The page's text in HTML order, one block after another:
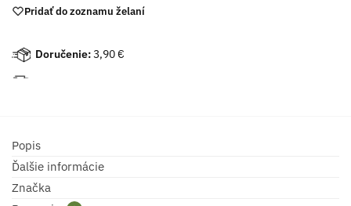
Pridať do zoznamu želaní
Doručenie:3,90 €
Popis
Ďalšie informácie
Značka